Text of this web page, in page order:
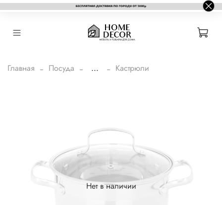
Главная Посуда ... Кастрюли
Нет в наличии